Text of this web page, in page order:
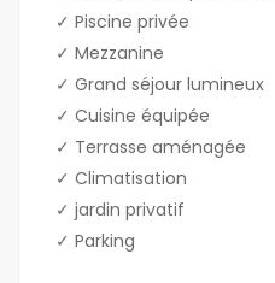
✓ Piscine privée
✓ Mezzanine
✓ Grand séjour lumineux
✓ Cuisine équipée
✓ Terrasse aménagée
✓ Climatisation
✓ jardin privatif
✓ Parking